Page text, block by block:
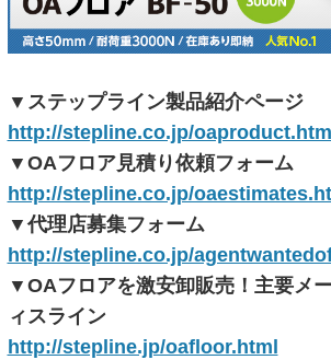
▼ステップライン製品紹介ページ
http://stepline.co.jp/oaproduct.html
▼OAフロア見積り依頼フォーム
http://stepline.co.jp/
▼代理店募集フォーム
http://stepline.co.jp/
▼OAフロアを激安卸販売！主要メ
ィスライン
http://stepline.jp/oafloor.html